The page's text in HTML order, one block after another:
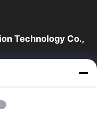
Technology Co.,
dan pengekspor
kami menawarkan jajaran